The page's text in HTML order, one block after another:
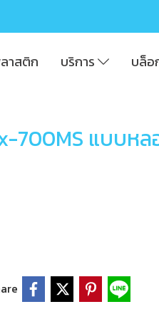
าสติก บริการ บล็อ
700MS แบบห